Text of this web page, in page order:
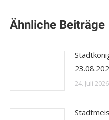
Ähnliche Beiträge
24. Juli 2026